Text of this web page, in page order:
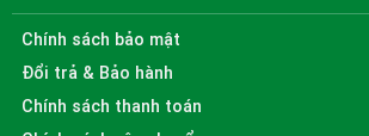
Chính sách bảo mật
Đổi trả & Bảo hành
Chính sách thanh toán